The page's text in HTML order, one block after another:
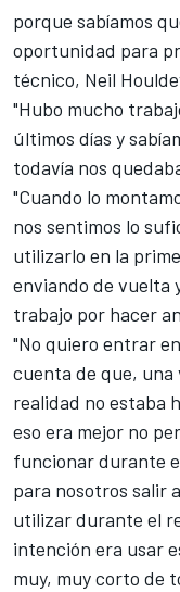
porque sabíamos
oportunidad para
técnico, Neil
"Hubo mucho
últimos días y
todavía nos
"Cuando lo
nos sentimos lo
utilizarlo en la
enviando de vuelta
trabajo por hacer
"No quiero entrar
cuenta de que, una
realidad no estaba
eso era mejor no
funcionar durante
para nosotros salir
utilizar durante el
intención era usar
muy, muy corto de